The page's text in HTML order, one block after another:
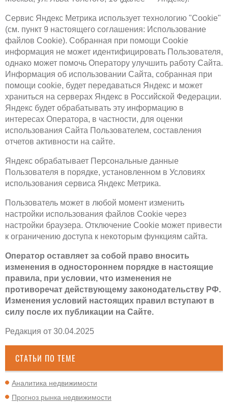
СТАТЬИ ПО ТЕМЕ
Аналитика недвижимости
Прогноз рынка недвижимости
Сервис Яндекс Метрика использует технологию "Cookie"
(см. пункт 9 настоящего соглашения: Использование
файлов Cookie). Собранная при помощи Cookie
информация не может идентифицировать Пользователя,
однако может помочь Оператору улучшить работу Сайта.
Информация об использовании Сайта, собранная при
помощи cookie, будет передаваться Яндекс и может
храниться на серверах Яндекс в Российской Федерации.
Яндекс будет обрабатывать эту информацию в
интересах Оператора, в частности, для оценки
использования Сайта Пользователем, составления
отчетов активности на сайте.
Яндекс обрабатывает Персональные данные
Пользователя в порядке, установленном в Условиях
использования сервиса Яндекс Метрика.
Пользователь может в любой момент изменить
настройки использования файлов Cookie через
настройки браузера. Отключение Cookie может привести
к ограничению доступа к некоторым функциям сайта.
Оператор оставляет за собой право вносить
изменения в одностороннем порядке в настоящие
правила, при условии, что изменения не
противоречат действующему законодательству РФ.
Изменения условий настоящих правил вступают в
силу после их публикации на Сайте.
Редакция от 30.04.2025